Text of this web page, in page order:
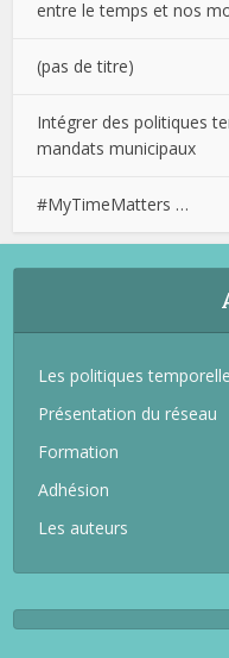
entre le temps et nos
(pas de titre)
Intégrer des politiques
mandats municipaux
#MyTimeMatters …
Les politiques
Présentation du réseau
Formation
Adhésion
Les auteurs